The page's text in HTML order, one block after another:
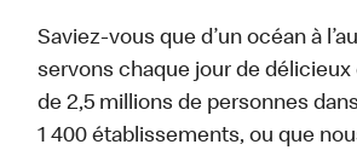
Saviez-vous que d’un océan à
servons chaque jour de délicieux
de 2,5 millions de personnes
1 400 établissements, ou que